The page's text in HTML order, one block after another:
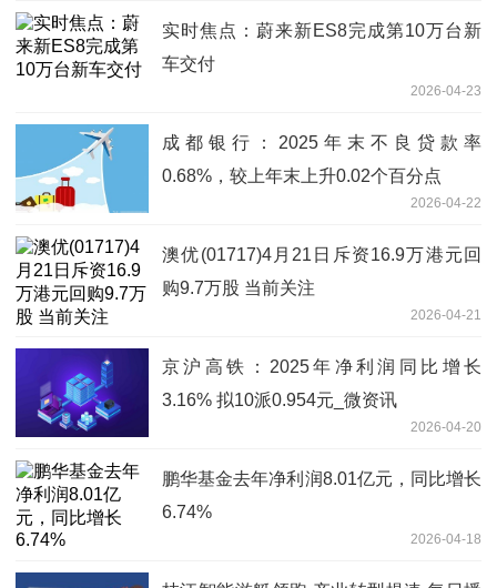
实时焦点：蔚来新ES8完成第10万台新
车交付
2026-04-23
成都银行：2025年末不良贷款率
0.68%，较上年末上升0.02个百分点
2026-04-22
澳优(01717)4月21日斥资16.9万港元回
购9.7万股 当前关注
2026-04-21
京沪高铁：2025年净利润同比增长
3.16% 拟10派0.954元_微资讯
2026-04-20
鹏华基金去年净利润8.01亿元，同比增长
6.74%
2026-04-18